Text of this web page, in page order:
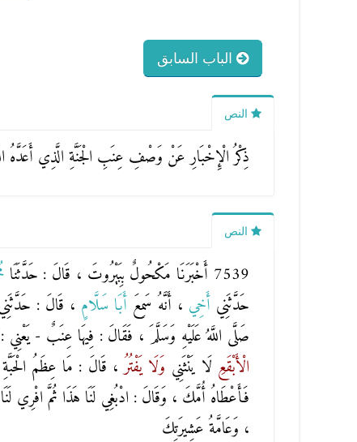
الباب السابق
النص
ذِكْرُ الْإِخْبَارِ عَنْ وَصْفِ عِنَبِ الْجَنَّةِ الَّذِي أَعَدَّهُ
النص
7539 أَخْبَرَنَا مَكْحُولٌ بِبَيْرُوتَ ، قَالَ : حَدَّثَنَا
حَدَّثَنِي أَخِي ، أَنَّهُ سَمِعَ أَبَا سَلَّامٍ ، قَالَ :
صَلَّى اللَّهُ عَلَيْهِ وَسَلَّمَ ، فَقَالَ : فِيهَا عِنَبٌ -
الْأَبْقَعِ لَا يَنْثَنِي وَلَا يَفْتُرُ، قَالَ : مَا عِظَمُ
فَأَعْطَاهُ أُمَّكَ ، وَقَالَ : ادْبُغِي لَنَا هَذَا ثُمَّ افْرِي
، وَعَامَّةُ عَشِيرَتِكَ